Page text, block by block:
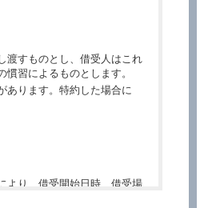
渡すものとし、借受人はこれ
習によるものとします。
あります。特約した場合に
より、借受開始日時、借受場